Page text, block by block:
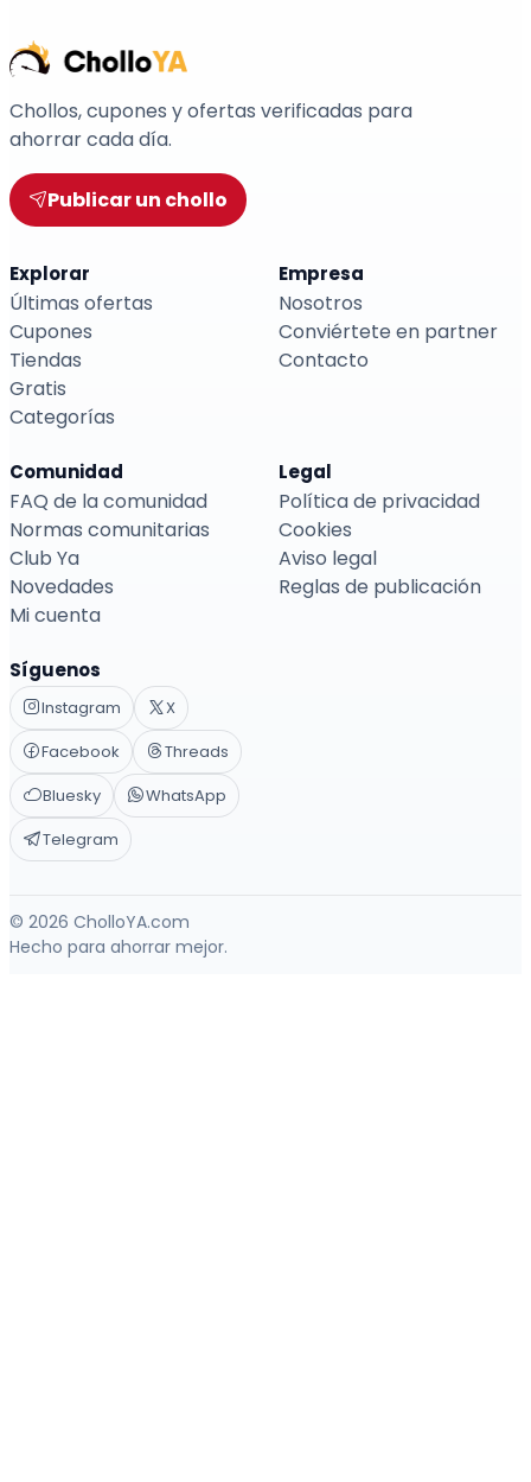
Chollos, cupones y ofertas verificadas para
ahorrar cada día.
Publicar un chollo
Explorar
Últimas ofertas
Cupones
Tiendas
Gratis
Categorías
Empresa
Nosotros
Conviértete en partner
Contacto
Comunidad
FAQ de la comunidad
Normas comunitarias
Club Ya
Novedades
Mi cuenta
Legal
Política de privacidad
Cookies
Aviso legal
Reglas de publicación
Síguenos
Instagram
X
Facebook
Threads
Bluesky
WhatsApp
Telegram
© 2026 CholloYA.com
Hecho para ahorrar mejor.